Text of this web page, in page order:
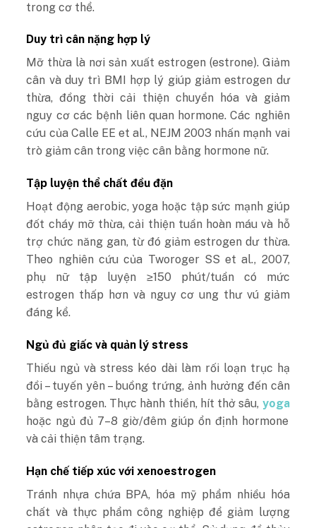
trong cơ thể.
Duy trì cân nặng hợp lý
Mỡ thừa là nơi sản xuất estrogen (estrone). Giảm
cân và duy trì BMI hợp lý giúp giảm estrogen dư
thừa, đồng thời cải thiện chuyển hóa và giảm
nguy cơ các bệnh liên quan hormone. Các nghiên
cứu của Calle EE et al., NEJM 2003 nhấn mạnh vai
trò giảm cân trong việc cân bằng hormone nữ.
Tập luyện thể chất đều đặn
Hoạt động aerobic, yoga hoặc tập sức mạnh giúp
đốt cháy mỡ thừa, cải thiện tuần hoàn máu và hỗ
trợ chức năng gan, từ đó giảm estrogen dư thừa.
Theo nghiên cứu của Tworoger SS et al., 2007,
phụ nữ tập luyện ≥150 phút/tuần có mức
estrogen thấp hơn và nguy cơ ung thư vú giảm
đáng kể.
Ngủ đủ giấc và quản lý stress
Thiếu ngủ và stress kéo dài làm rối loạn trục hạ
đồi – tuyến yên – buồng trứng, ảnh hưởng đến cân
bằng estrogen. Thực hành thiền, hít thở sâu, yoga
hoặc ngủ đủ 7–8 giờ/đêm giúp ổn định hormone
và cải thiện tâm trạng.
Hạn chế tiếp xúc với xenoestrogen
Tránh nhựa chứa BPA, hóa mỹ phẩm nhiều hóa
chất và thực phẩm công nghiệp để giảm lượng